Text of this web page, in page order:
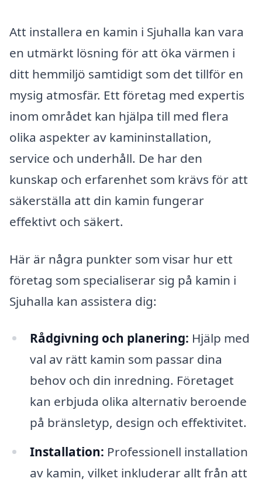
Att installera en kamin i Sjuhalla kan vara
en utmärkt lösning för att öka värmen i
ditt hemmiljö samtidigt som det tillför en
mysig atmosfär. Ett företag med expertis
inom området kan hjälpa till med flera
olika aspekter av kamininstallation,
service och underhåll. De har den
kunskap och erfarenhet som krävs för att
säkerställa att din kamin fungerar
effektivt och säkert.
Här är några punkter som visar hur ett
företag som specialiserar sig på kamin i
Sjuhalla kan assistera dig:
Rådgivning och planering: Hjälp med
val av rätt kamin som passar dina
behov och din inredning. Företaget
kan erbjuda olika alternativ beroende
på bränsletyp, design och effektivitet.
Installation: Professionell installation
av kamin, vilket inkluderar allt från att